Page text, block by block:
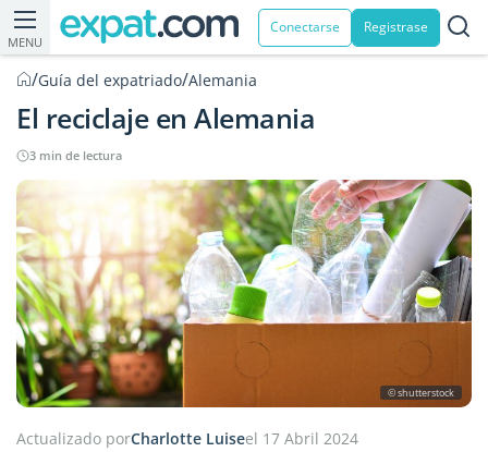
MENU
Conectarse Registrase
/Guía del expatriado/Alemania
El reciclaje en Alemania
3 min de lectura
© shutterstock
Actualizado porCharlotte Luiseel 17 Abril 2024